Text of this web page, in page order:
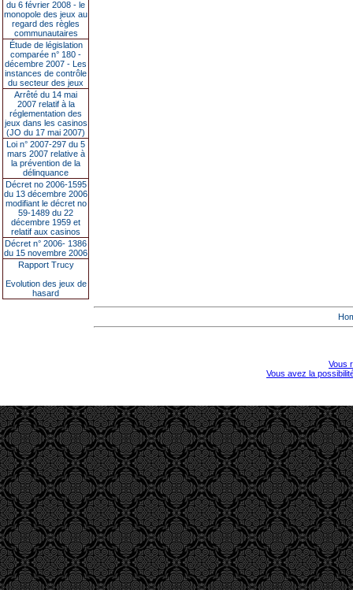
du 6 février 2008 - le
monopole des jeux au
regard des règles
communautaires
Étude de législation
comparée n° 180 -
décembre 2007 - Les
instances de contrôle
du secteur des jeux
Arrêté du 14 mai
2007 relatif à la
réglementation des
jeux dans les casinos
(JO du 17 mai 2007)
Loi n° 2007-297 du 5
mars 2007 relative à
la prévention de la
délinquance
Décret no 2006-1595
du 13 décembre 2006
modifiant le décret no
59-1489 du 22
décembre 1959 et
relatif aux casinos
Décret n° 2006- 1386
du 15 novembre 2006
Rapport Trucy
Evolution des jeux de
hasard
Vous
Vous avez la